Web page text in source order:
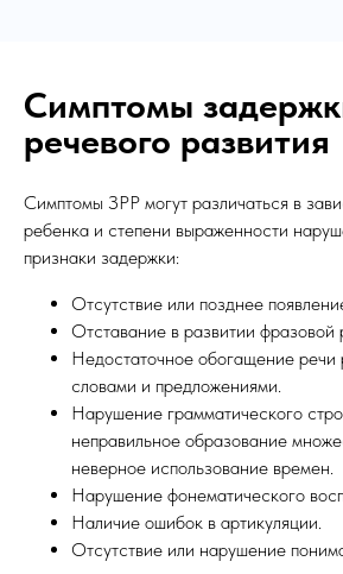
Симптомы
речевого развития
Симптомы ЗРР могут различаться в
ребенка и степени выраженности
признаки задержки:
Отсутствие или позднее
Отставание в развитии фразовой
Недостаточное обогащение речи
словами и предложениями.
Нарушение грамматического
неправильное образование
неверное использование времен.
Нарушение фонематического
Наличие ошибок в артикуляции.
Отсутствие или нарушение